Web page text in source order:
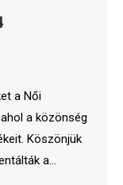
a Női
a közönség
Köszönjük
a…